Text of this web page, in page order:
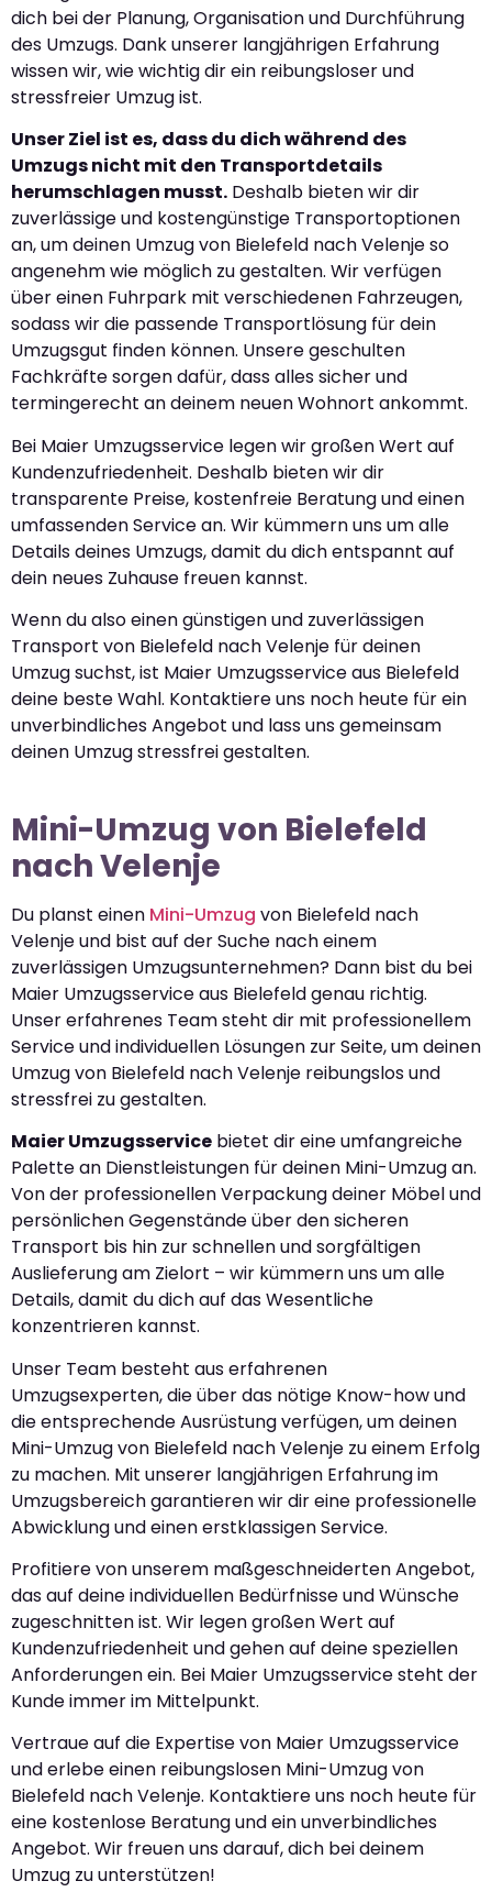
dich bei der Planung, Organisation und Durchführung
des Umzugs. Dank unserer langjährigen Erfahrung
wissen wir, wie wichtig dir ein reibungsloser und
stressfreier Umzug ist.
Unser Ziel ist es, dass du dich während des
Umzugs nicht mit den Transportdetails
herumschlagen musst. Deshalb bieten wir dir
zuverlässige und kostengünstige Transportoptionen
an, um deinen Umzug von Bielefeld nach Velenje so
angenehm wie möglich zu gestalten. Wir verfügen
über einen Fuhrpark mit verschiedenen Fahrzeugen,
sodass wir die passende Transportlösung für dein
Umzugsgut finden können. Unsere geschulten
Fachkräfte sorgen dafür, dass alles sicher und
termingerecht an deinem neuen Wohnort ankommt.
Bei Maier Umzugsservice legen wir großen Wert auf
Kundenzufriedenheit. Deshalb bieten wir dir
transparente Preise, kostenfreie Beratung und einen
umfassenden Service an. Wir kümmern uns um alle
Details deines Umzugs, damit du dich entspannt auf
dein neues Zuhause freuen kannst.
Wenn du also einen günstigen und zuverlässigen
Transport von Bielefeld nach Velenje für deinen
Umzug suchst, ist Maier Umzugsservice aus Bielefeld
deine beste Wahl. Kontaktiere uns noch heute für ein
unverbindliches Angebot und lass uns gemeinsam
deinen Umzug stressfrei gestalten.
Mini-Umzug von Bielefeld
nach Velenje
Du planst einen Mini-Umzug von Bielefeld nach
Velenje und bist auf der Suche nach einem
zuverlässigen Umzugsunternehmen? Dann bist du bei
Maier Umzugsservice aus Bielefeld genau richtig.
Unser erfahrenes Team steht dir mit professionellem
Service und individuellen Lösungen zur Seite, um deinen
Umzug von Bielefeld nach Velenje reibungslos und
stressfrei zu gestalten.
Maier Umzugsservice bietet dir eine umfangreiche
Palette an Dienstleistungen für deinen Mini-Umzug an.
Von der professionellen Verpackung deiner Möbel und
persönlichen Gegenstände über den sicheren
Transport bis hin zur schnellen und sorgfältigen
Auslieferung am Zielort – wir kümmern uns um alle
Details, damit du dich auf das Wesentliche
konzentrieren kannst.
Unser Team besteht aus erfahrenen
Umzugsexperten, die über das nötige Know-how und
die entsprechende Ausrüstung verfügen, um deinen
Mini-Umzug von Bielefeld nach Velenje zu einem Erfolg
zu machen. Mit unserer langjährigen Erfahrung im
Umzugsbereich garantieren wir dir eine professionelle
Abwicklung und einen erstklassigen Service.
Profitiere von unserem maßgeschneiderten Angebot,
das auf deine individuellen Bedürfnisse und Wünsche
zugeschnitten ist. Wir legen großen Wert auf
Kundenzufriedenheit und gehen auf deine speziellen
Anforderungen ein. Bei Maier Umzugsservice steht der
Kunde immer im Mittelpunkt.
Vertraue auf die Expertise von Maier Umzugsservice
und erlebe einen reibungslosen Mini-Umzug von
Bielefeld nach Velenje. Kontaktiere uns noch heute für
eine kostenlose Beratung und ein unverbindliches
Angebot. Wir freuen uns darauf, dich bei deinem
Umzug zu unterstützen!